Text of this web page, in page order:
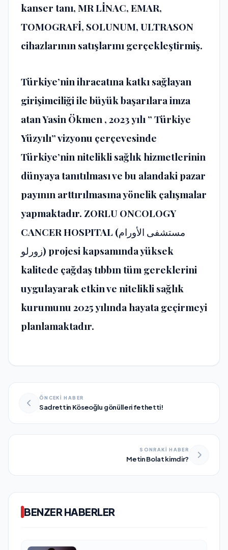
kanser tanı, MR LİNAC, EMAR,
TOMOGRAFİ, SOLUNUM, ULTRASON
cihazlarının satışlarını gerçekleştirmiş.
Türkiye’nin ihracatına katkı sağlayan
girişimciliği ile büyük başarılara imza
atan Yasin Ökmen , 2023 yılı ” Türkiye
Yüzyılı” vizyonu çerçevesinde
Türkiye’nin nitelikli sağlık hizmetlerinin
dünyaya tanıtılması ve bu alandaki pazar
payının arttırılmasına yönelik çalışmalar
yapmaktadır. ZORLU ONCOLOGY
CANCER HOSPITAL (مستشفى الأورام
زورلو) projesi kapsamında yüksek
kalitede çağdaş tıbbın tüm gereklerini
uygulayarak etkin ve nitelikli sağlık
kurumunu 2025 yılında hayata geçirmeyi
planlamaktadır.
ÖNCEKİ HABER
Sadrettin Köseoğlu gönülleri fethetti!
SONRAKİ HABER
Metin Bolat kimdir?
BENZER HABERLER